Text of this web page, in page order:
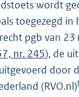
wordt
toegezegd in
pgb van 23
nr. 245), de
door
(RVO.nl)